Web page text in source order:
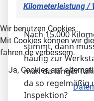
Kilometerleistung /
Nach 15.000
stimmt, dann
häufig zur
man da länger
da so regelmäßig
Inspektion?
Wir benutzen Cookies
Mit Cookies können wir
fahren.de verbessern.
Ja, Cookies auf